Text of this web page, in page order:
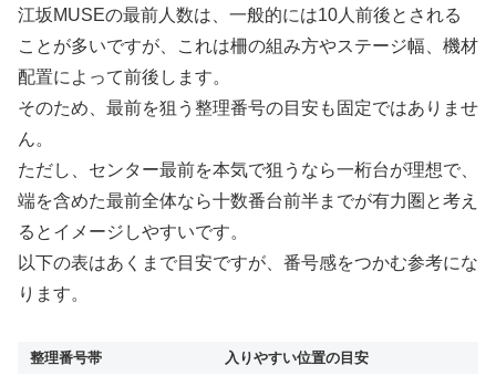
江坂MUSEの最前人数は、一般的には10人前後とされる
ことが多いですが、これは柵の組み方やステージ幅、機材
配置によって前後します。
そのため、最前を狙う整理番号の目安も固定ではありませ
ん。
ただし、センター最前を本気で狙うなら一桁台が理想で、
端を含めた最前全体なら十数番台前半までが有力圏と考え
るとイメージしやすいです。
以下の表はあくまで目安ですが、番号感をつかむ参考にな
ります。
整理番号帯
入りやすい位置の目安